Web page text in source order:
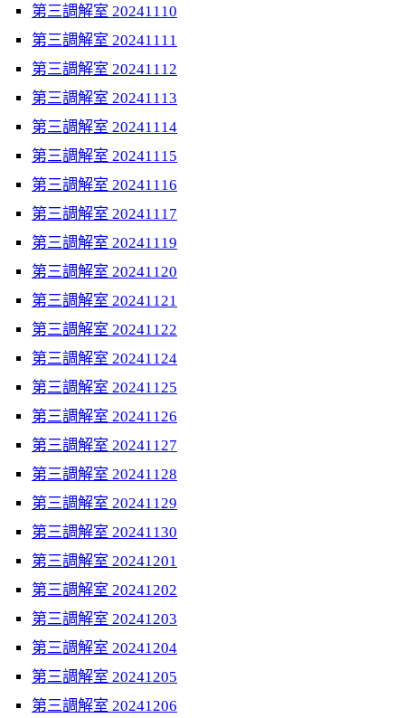
第三調解室 20241110
第三調解室 20241111
第三調解室 20241112
第三調解室 20241113
第三調解室 20241114
第三調解室 20241115
第三調解室 20241116
第三調解室 20241117
第三調解室 20241119
第三調解室 20241120
第三調解室 20241121
第三調解室 20241122
第三調解室 20241124
第三調解室 20241125
第三調解室 20241126
第三調解室 20241127
第三調解室 20241128
第三調解室 20241129
第三調解室 20241130
第三調解室 20241201
第三調解室 20241202
第三調解室 20241203
第三調解室 20241204
第三調解室 20241205
第三調解室 20241206